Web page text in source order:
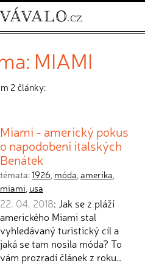
MIAMI
2 články:
Miami - americký pokus
o napodobení italských
Benátek
témata:1926, móda,amerika,
miami, usa
22. 04. 2018: Jak se z pláží
amerického Miami stal
vyhledávaný turistický cíl a
jaká se tam nosila móda? To
vám prozradí článek z roku…